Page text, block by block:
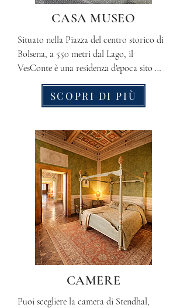
CASA MUSEO
Situato nella Piazza del centro storico di
Bolsena, a 550 metri dal Lago, il
VesConte è una residenza d'epoca sito
nello storico Palazzo del '500 dei Conti
Cozza Caposavi e ha ospitato nei secoli
diversi membri delle famiglie reali
scrittori e personaggi del cinema di
passaggio nel nord Lazio.
SCOPRI DI PIÙ
CAMERE
Puoi scegliere la camera di Stendhal,